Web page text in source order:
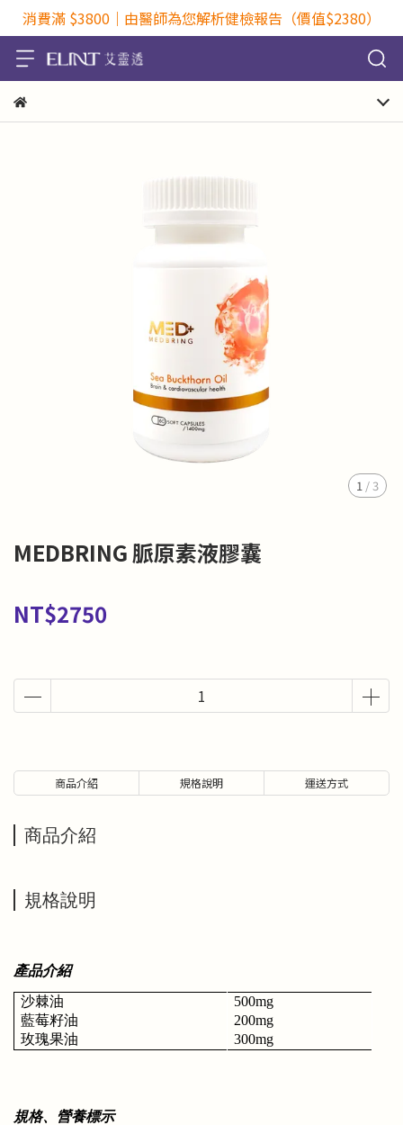
消費滿 $3800｜由醫師為您解析健檢報告（價值$2380）
1 /3
MEDBRING 脈原素液膠囊
NT$2750
商品介紹 規格說明 運送方式
商品介紹
規格說明
產品介紹
沙棘油
藍莓籽油
玫瑰果油
500mg
200mg
300mg
規格、營養標示